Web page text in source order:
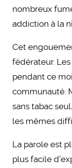
nombreux
addiction à la
Cet
fédérateur.
pendant ce
communauté.
sans tabac
les mêmes
La parole est
plus facile